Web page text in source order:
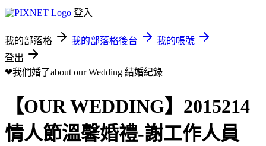
登入
我的部落格 我的部落格後台
我的帳號
登出
❤我們婚了about our Wedding 結婚紀錄
【OUR WEDDING】2015214
情人節溫馨婚禮-謝工作人員